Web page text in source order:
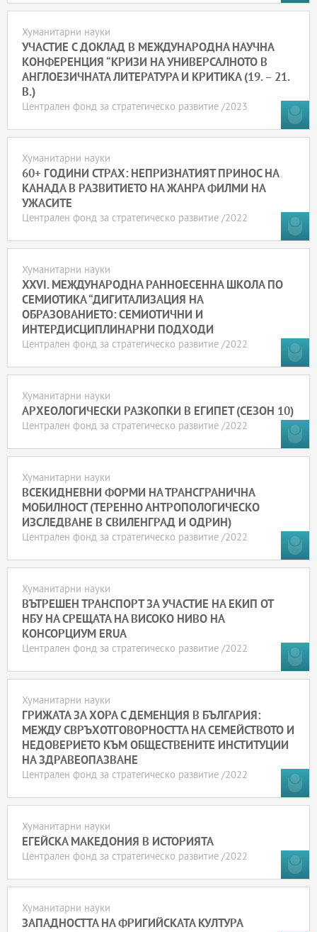
Хуманитарни науки
УЧАСТИЕ С ДОКЛАД В МЕЖДУНАРОДНА НАУЧНА
КОНФЕРЕНЦИЯ “КРИЗИ НА УНИВЕРСАЛНОТО В
АНГЛОЕЗИЧНАТА ЛИТЕРАТУРА И КРИТИКА (19. – 21.
В.)
Централен фонд за стратегическо развитие /2023
Хуманитарни науки
60+ ГОДИНИ СТРАХ: НЕПРИЗНАТИЯТ ПРИНОС НА
КАНАДА В РАЗВИТИЕТО НА ЖАНРА ФИЛМИ НА
УЖАСИТЕ
Централен фонд за стратегическо развитие /2022
Хуманитарни науки
XXVI. МЕЖДУНАРОДНА РАННОЕСЕННА ШКОЛА ПО
СЕМИОТИКА “ДИГИТАЛИЗАЦИЯ НА
ОБРАЗОВАНИЕТО: СЕМИОТИЧНИ И
ИНТЕРДИСЦИПЛИНАРНИ ПОДХОДИ
Централен фонд за стратегическо развитие /2022
Хуманитарни науки
АРХЕОЛОГИЧЕСКИ РАЗКОПКИ В ЕГИПЕТ (СЕЗОН 10)
Централен фонд за стратегическо развитие /2022
Хуманитарни науки
ВСЕКИДНЕВНИ ФОРМИ НА ТРАНСГРАНИЧНА
МОБИЛНОСТ (ТЕРЕННО АНТРОПОЛОГИЧЕСКО
ИЗСЛЕДВАНЕ В СВИЛЕНГРАД И ОДРИН)
Централен фонд за стратегическо развитие /2022
Хуманитарни науки
ВЪТРЕШЕН ТРАНСПОРТ ЗА УЧАСТИЕ НА ЕКИП ОТ
НБУ НА СРЕЩАТА НА ВИСОКО НИВО НА
КОНСОРЦИУМ ERUA
Централен фонд за стратегическо развитие /2022
Хуманитарни науки
ГРИЖАТА ЗА ХОРА С ДЕМЕНЦИЯ В БЪЛГАРИЯ:
МЕЖДУ СВРЪХОТГОВОРНОСТТА НА СЕМЕЙСТВОТО И
НЕДОВЕРИЕТО КЪМ ОБЩЕСТВЕНИТЕ ИНСТИТУЦИИ
НА ЗДРАВЕОПАЗВАНЕ
Централен фонд за стратегическо развитие /2022
Хуманитарни науки
ЕГЕЙСКА МАКЕДОНИЯ В ИСТОРИЯТА
Централен фонд за стратегическо развитие /2022
Хуманитарни науки
ЗАПАДНОСТТА НА ФРИГИЙСКАТА КУЛТУРА